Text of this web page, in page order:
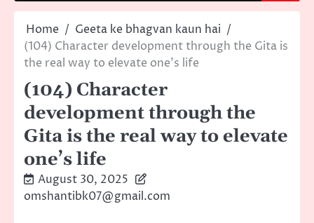
Home
Geeta ke bhagvan kaun hai
(104) Character development through the Gita is
the real way to elevate one’s life
(104) Character
development through the
Gita is the real way to elevate
one’s life
August 30, 2025
omshantibk07@gmail.com